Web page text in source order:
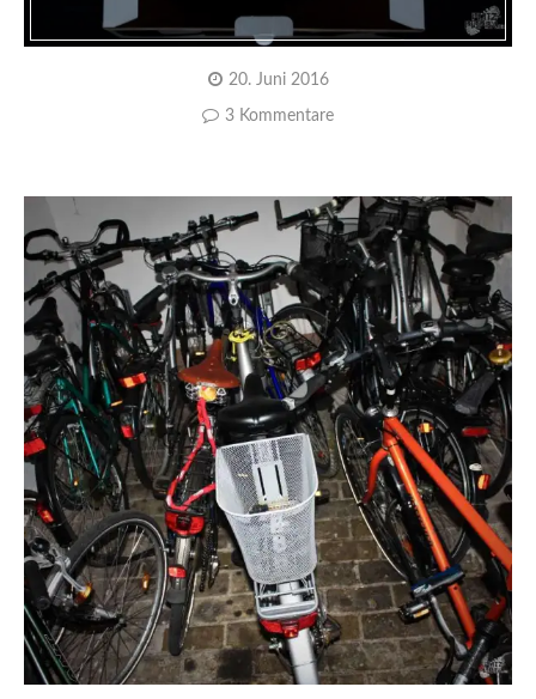
20. Juni 2016
3 Kommentare